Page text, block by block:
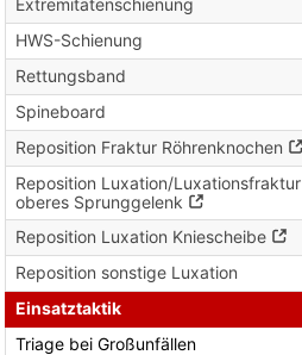
Extremitätenschienung
HWS-Schienung
Rettungsband
Spineboard
Reposition Fraktur Röhrenknochen
Reposition Luxation/Luxationsfraktur
oberes Sprunggelenk
Reposition Luxation Kniescheibe
Reposition sonstige Luxation
Einsatztaktik
Triage bei Großunfällen